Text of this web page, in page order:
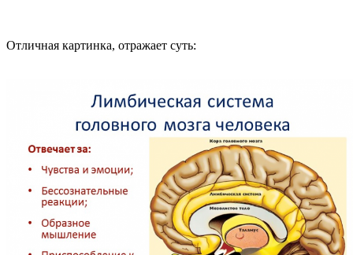
Отличная картинка, отражает суть: